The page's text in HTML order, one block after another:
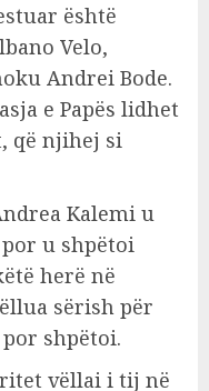
është
Velo,
Andrei Bode.
e Papës lidhet
që njihej si
Kalemi u
u shpëtoi
herë në
sërish për
shpëtoi.
vëllai i tij në